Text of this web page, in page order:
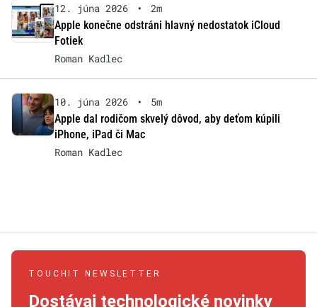
12. júna 2026 •
2m
Apple konečne odstráni hlavný nedostatok iCloud
Fotiek
Roman Kadlec
10. júna 2026 •
5m
Apple dal rodičom skvelý dôvod, aby deťom kúpili
iPhone, iPad či Mac
Roman Kadlec
TOUCHIT NEWSLETTER
Dostávaj technologické novinky